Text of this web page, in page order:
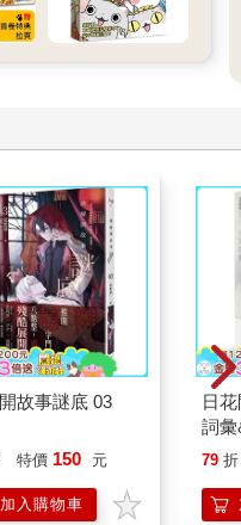
叫聲和上山該準備什麼食
，就連昔日的登山客在路
過他仍會等小鐵睡著後，
崩壁下方的巨大樹影。漸
茫然地在村子森林間的山
Up
，累積動用了一千多台相
萬張照片，卻一隻雲豹也
存的國家，通常在一百到
。這十架攝影機出自一種
而是感受和小說裡的人物
樣上山的話，等於他們都
難道不是一種徒勞之事
故事謎底 03
特價 150 元
加入購物車
日
詞
79 折